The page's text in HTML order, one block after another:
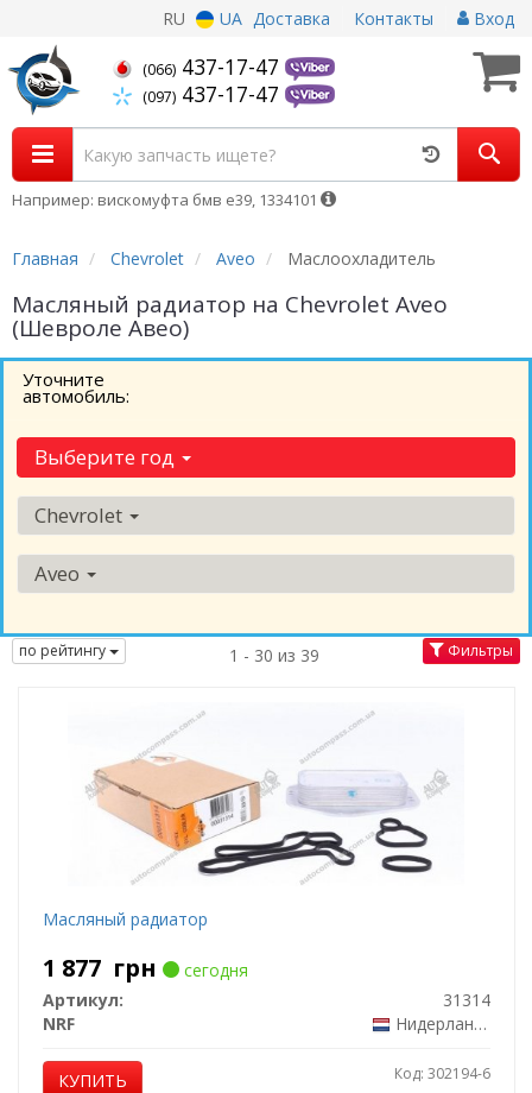
RU UA Доставка Контакты Вход
(066) 437-17-47
(097) 437-17-47
Например: вискомуфта бмв е39, 1334101
Главная Chevrolet Aveo Маслоохладитель
Масляный радиатор на Chevrolet Aveo
(Шевроле Авео)
Уточните
автомобиль:
Выберите год
Chevrolet
Aveo
по рейтингу 1 - 30 из 39 Фильтры
Масляный радиатор
1 877 грн
сегодня
Артикул:
31314
NRF
Нидерланды
КУПИТЬ Код: 302194-6